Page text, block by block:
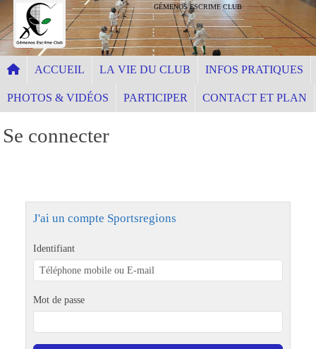
GÉMENOS ESCRIME CLUB
ACCUEIL LA VIE DU CLUB INFOS PRATIQUES
PHOTOS & VIDÉOS PARTICIPER CONTACT ET PLAN
Se connecter
J'ai un compte Sportsregions
Identifiant
Mot de passe
Panneau de gestion des cookies